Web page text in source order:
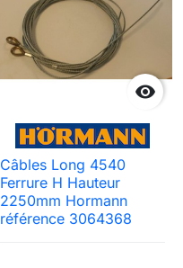

Câbles Long 4540
Ferrure H Hauteur
2250mm Hormann
référence 3064368